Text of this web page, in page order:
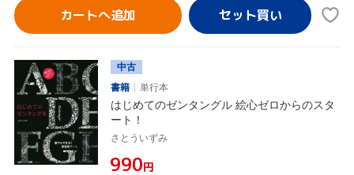
カートへ追加
中古
書籍
単行本
はじめてのゼンタングル 絵心ゼロからのスタ
ート！
さとういずみ
¥990円